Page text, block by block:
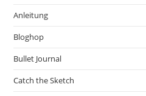
Anleitung
Bloghop
Bullet Journal
Catch the Sketch